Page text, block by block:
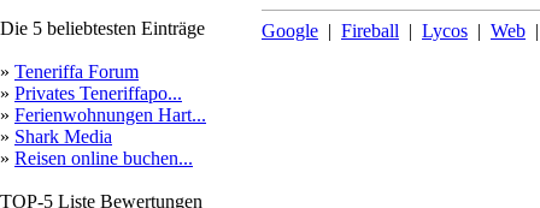
Die 5 beliebtesten Einträge
» Teneriffa Forum
» Privates Teneriffapo...
» Ferienwohnungen Hart...
» Shark Media
» Reisen online buchen...
TOP-5 Liste Bewertungen
Google | Fireball | Lycos | Web